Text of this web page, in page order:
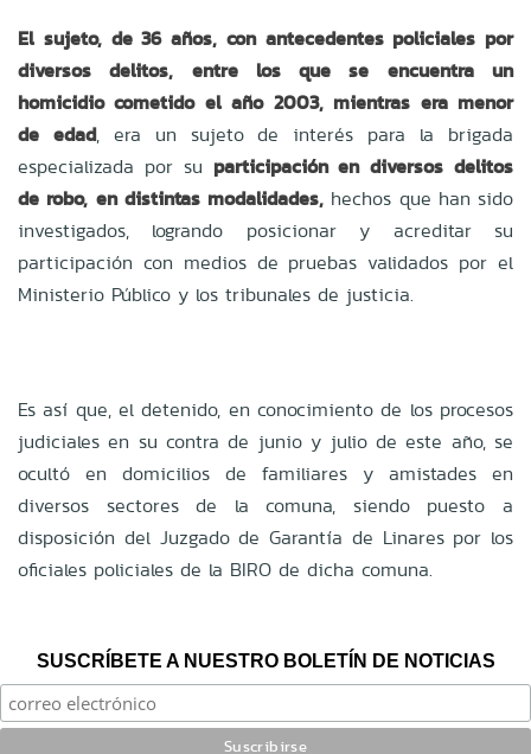
El sujeto, de 36 años, con antecedentes policiales por
diversos delitos, entre los que se encuentra un
homicidio cometido el año 2003, mientras era menor
de edad, era un sujeto de interés para la brigada
especializada por su participación en diversos delitos
de robo, en distintas modalidades, hechos que han sido
investigados, logrando posicionar y acreditar su
participación con medios de pruebas validados por el
Ministerio Público y los tribunales de justicia.
Es así que, el detenido, en conocimiento de los procesos
judiciales en su contra de junio y julio de este año, se
ocultó en domicilios de familiares y amistades en
diversos sectores de la comuna, siendo puesto a
disposición del Juzgado de Garantía de Linares por los
oficiales policiales de la BIRO de dicha comuna.
SUSCRÍBETE A NUESTRO BOLETÍN DE NOTICIAS